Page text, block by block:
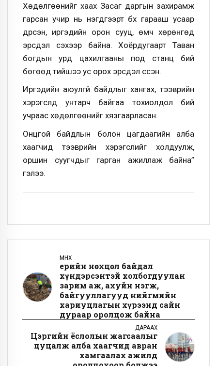
Хөдөлгөөнийг хаах Засаг даргын захирамж
гарсан учир нь нэгдүгээрт бүх гарааш усаар
дүүрсэн, иргэдийн орон сууц, өмч хөрөнгөд
эрсдэл үүсэхээр байна. Хоёрдугаарт Таван
богдын урд цахилгааны под станц бий
бөгөөд тийшээ ус орох эрсдэл үүссэн.
Иргэдийн аюулгүй байдлыг хангах, тээврийн
хэрэгслүүд унтарч байгаа тохиолдол бий
учраас хөдөлгөөнийг хязгаарласан.
Онцгой байдлын болон цагдаагийн алба
хаагчид тээврийн хэрэгслийг холдуулж,
оршин суугчдыг гарган ажиллаж байна”
гэлээ.
ӨМНӨХ
Үерийн нөхцөл байдал
хүндэрсэнтэй холбогдуулан
зарим аж, ахуйн нэгж,
байгууллагууд нийгмийн
хариуцлагын хүрээнд сайн
дураар оролцож байна
ДАРААХ
Цэргийн ёслолын жагсаалыг
цуцалж алба хаагчид авран
хамгаалах ажилд